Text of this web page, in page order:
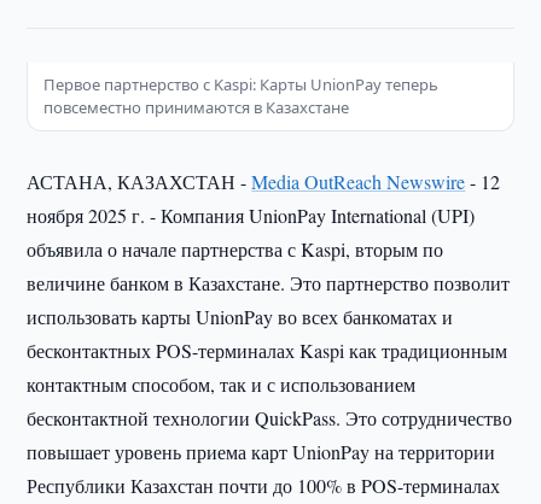
Первое партнерство с Kaspi: Карты UnionPay теперь
повсеместно принимаются в Казахстане
АСТАНА, КАЗАХСТАН -Media OutReach Newswire- 12
ноября 2025 г. - Компания UnionPay International (UPI)
объявила о начале партнерства с Kaspi, вторым по
величине банком в Казахстане. Это партнерство позволит
использовать карты UnionPay во всех банкоматах и
бесконтактных POS-терминалах Kaspi как традиционным
контактным способом, так и с использованием
бесконтактной технологии QuickPass. Это сотрудничество
повышает уровень приема карт UnionPay на территории
Республики Казахстан почти до 100% в POS-терминалах